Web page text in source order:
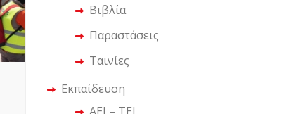
Βιβλία
Παραστάσεις
Ταινίες
Εκπαίδευση